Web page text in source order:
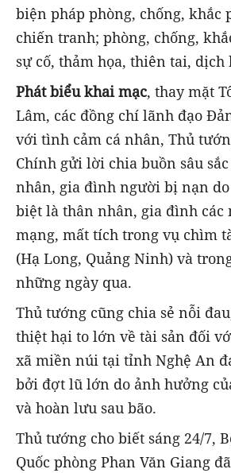
biện pháp phòng, chống, khắc
chiến tranh; phòng, chống,
sự cố, thảm họa, thiên tai,
Phát biểu khai mạc, thay mặt
Lâm, các đồng chí lãnh đạo
với tình cảm cá nhân, Thủ
Chính gửi lời chia buồn sâu
nhân, gia đình người bị nạn
biệt là thân nhân, gia đình các
mạng, mất tích trong vụ chìm
(Hạ Long, Quảng Ninh) và
những ngày qua.
Thủ tướng cũng chia sẻ nỗi
thiệt hại to lớn về tài sản đối
xã miền núi tại tỉnh Nghệ An
bởi đợt lũ lớn do ảnh hưởng
và hoàn lưu sau bão.
Thủ tướng cho biết sáng 24/7,
Quốc phòng Phan Văn Giang